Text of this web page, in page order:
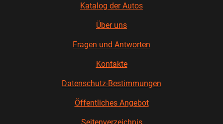
Katalog der Autos
Über uns
Fragen und Antworten
Kontakte
Datenschutz-Bestimmungen
Öffentliches Angebot
Seitenverzeichnis